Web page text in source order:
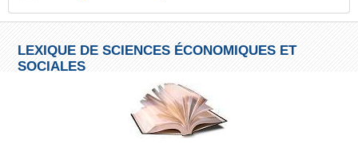
LEXIQUE DE SCIENCES ÉCONOMIQUES ET
SOCIALES